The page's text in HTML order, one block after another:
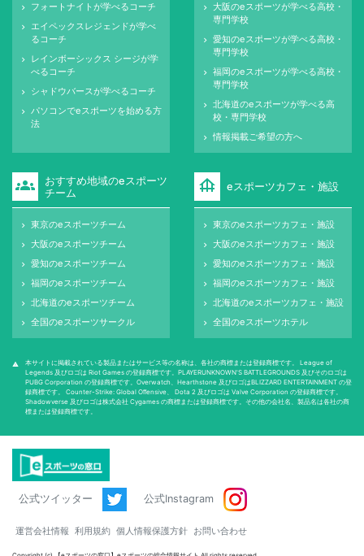
keyboard_arrow_right フォートナイトが学べるコーチ
keyboard_arrow_right
エイペックスレジェンドが学べ
るコーチ
keyboard_arrow_right
レインボーシックス シージが学
べるコーチ
keyboard_arrow_right シャドウバースが学べるコーチ
keyboard_arrow_right
パソコンでeスポーツを始める方
法
keyboard_arrow_right
大阪のeスポーツが学べる高校・
専門学校
keyboard_arrow_right
愛知のeスポーツが学べる高校・
専門学校
keyboard_arrow_right
福岡のeスポーツが学べる高校・
専門学校
keyboard_arrow_right
北海道のeスポーツが学べる高
校・専門学校
keyboard_arrow_right 情報掲載ご希望の方へ
groups
おすすめ地域のeスポーツ
チーム
keyboard_arrow_right 東京のeスポーツチーム
keyboard_arrow_right 大阪のeスポーツチーム
keyboard_arrow_right 愛知のeスポーツチーム
keyboard_arrow_right 福岡のeスポーツチーム
keyboard_arrow_right 北海道のeスポーツチーム
keyboard_arrow_right 全国のeスポーツサークル
foundation eスポーツカフェ・施設
keyboard_arrow_right 東京のeスポーツカフェ・施設
keyboard_arrow_right 大阪のeスポーツカフェ・施設
keyboard_arrow_right 愛知のeスポーツカフェ・施設
keyboard_arrow_right 福岡のeスポーツカフェ・施設
keyboard_arrow_right 北海道のeスポーツカフェ・施設
keyboard_arrow_right 全国のeスポーツホテル
warning
本サイトに掲載されている製品またはサービス等の名称は、各社の商標または登録商標です。 League of
Legends 及びロゴは Riot Games の登録商標です。PLAYERUNKNOWN'S BATTLEGROUNDS 及びそのロゴは
PUBG Corporation の登録商標です。Overwatch、Hearthstone 及びロゴはBLIZZARD ENTERTAINMENT の登
録商標です。 Counter-Strike: Global Oﬀensive、 Dota 2 及びロゴは Valve Corporation の登録商標です。
Shadowverse 及びロゴは株式会社 Cygames の商標または登録商標です。その他の会社名、製品名は各社の商
標または登録商標です。
公式ツイッター 公式Instagram
運営会社情報 利用規約 個人情報保護方針 お問い合わせ